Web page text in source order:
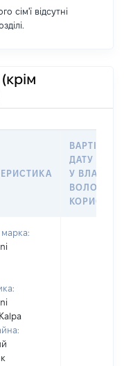
сім'ї відсутні
ВАРТІСТЬ
ДАТУ
У